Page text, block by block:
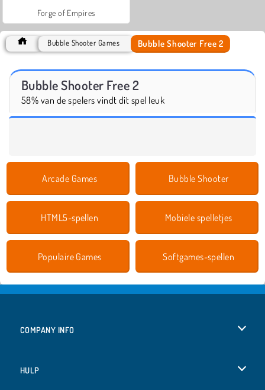
Forge of Empires
Bubble Shooter Games Bubble Shooter Free 2
Bubble Shooter Free 2
58% van de spelers vindt dit spel leuk
Arcade Games Bubble Shooter
HTML5-spellen Mobiele spelletjes
Populaire Games Softgames-spellen
COMPANY INFO
HULP